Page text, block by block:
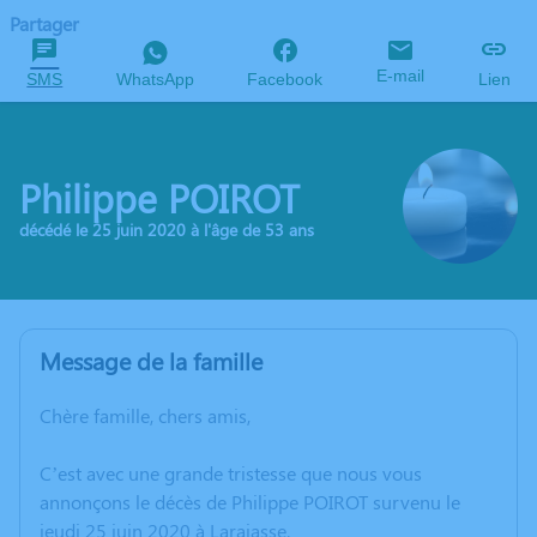
Partager
SMS WhatsApp Facebook E-mail Lien
Philippe POIROT
décédé le 25 juin 2020 à l'âge de 53 ans
Message de la famille
Chère famille, chers amis,
C’est avec une grande tristesse que nous vous
annonçons le décès de Philippe POIROT survenu le
jeudi 25 juin 2020 à Larajasse.